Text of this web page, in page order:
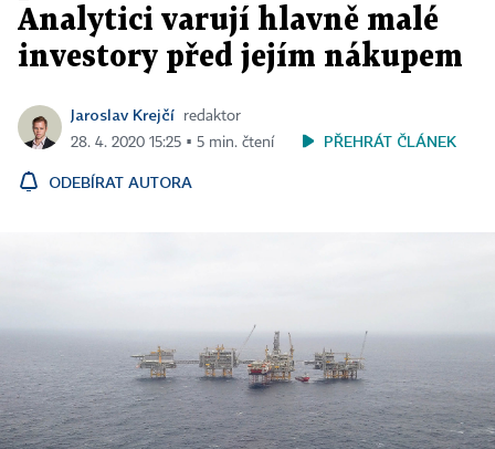
Analytici varují hlavně malé
investory před jejím nákupem
Jaroslav Krejčí
redaktor
28. 4. 2020 15:25 ▪ 5 min. čtení
PŘEHRÁT ČLÁNEK
ODEBÍRAT AUTORA